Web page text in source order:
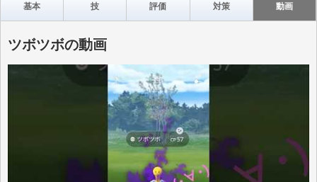
基本 技 評価 対策 動画
ツボツボの動画